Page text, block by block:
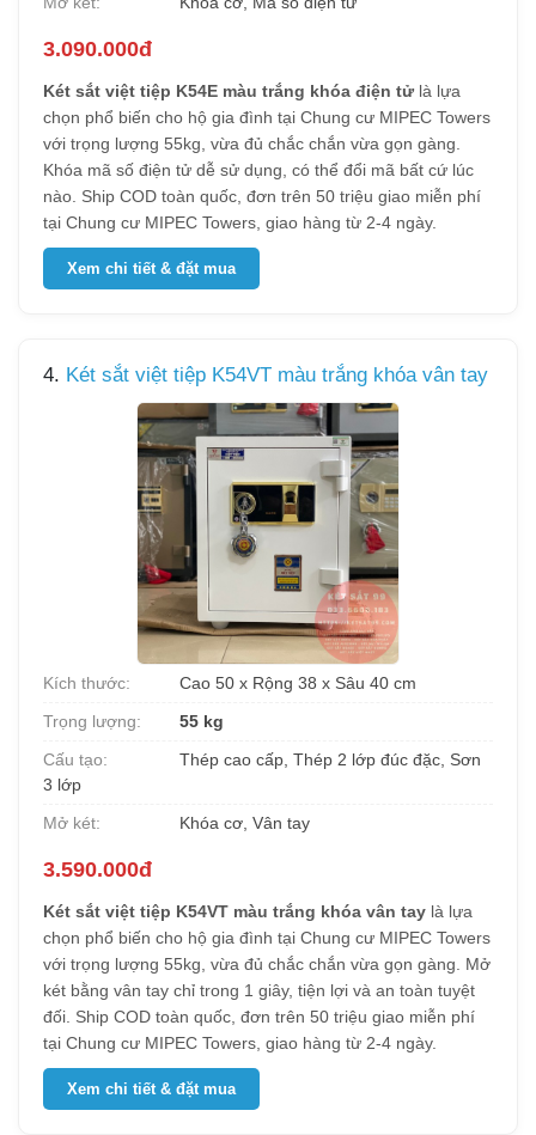
3.090.000đ
Két sắt việt tiệp K54E màu trắng khóa điện tửlà lựa
chọn phổ biến cho hộ gia đình tại Chung cư MIPEC Towers
với trọng lượng 55kg, vừa đủ chắc chắn vừa gọn gàng.
Khóa mã số điện tử dễ sử dụng, có thể đổi mã bất cứ lúc
nào. Ship COD toàn quốc, đơn trên 50 triệu giao miễn phí
tại Chung cư MIPEC Towers, giao hàng từ 2-4 ngày.
Xem chi tiết & đặt mua
4. Két sắt việt tiệp K54VT màu trắng khóa vân tay
Kích thước:
Cao 50 x Rộng 38 x Sâu 40 cm
Trọng lượng:
55 kg
Cấu tạo:
Thép cao cấp, Thép 2 lớp đúc đặc, Sơn
3 lớp
Mở két:
Khóa cơ, Vân tay
3.590.000đ
Két sắt việt tiệp K54VT màu trắng khóa vân tay là lựa
chọn phổ biến cho hộ gia đình tại Chung cư MIPEC Towers
với trọng lượng 55kg, vừa đủ chắc chắn vừa gọn gàng. Mở
két bằng vân tay chỉ trong 1 giây, tiện lợi và an toàn tuyệt
đối. Ship COD toàn quốc, đơn trên 50 triệu giao miễn phí
tại Chung cư MIPEC Towers, giao hàng từ 2-4 ngày.
Xem chi tiết & đặt mua